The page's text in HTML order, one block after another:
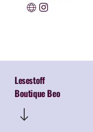
Lesestoff
Boutique Beo